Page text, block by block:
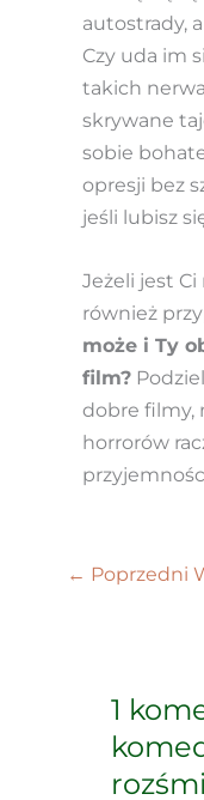
autostrady,
Czy uda im
takich
skrywane
sobie
opresji bez
jeśli lubisz
Jeżeli jest Ci
również
może i Ty
film?
dobre filmy,
horrorów
← Poprzedni
1